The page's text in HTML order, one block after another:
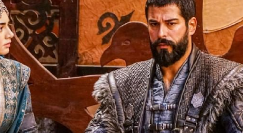
Osman dizisinin final yapmasının ardından yeni projelerle
Özge Törer’in kariyerindeki sonraki adım netleşti. Genç
yönetmenliğini Onur Saylak’ın üstlendiği Netflix
“Eve Giden Yol” dizisinin kadrosuna dahil olduğu iddia